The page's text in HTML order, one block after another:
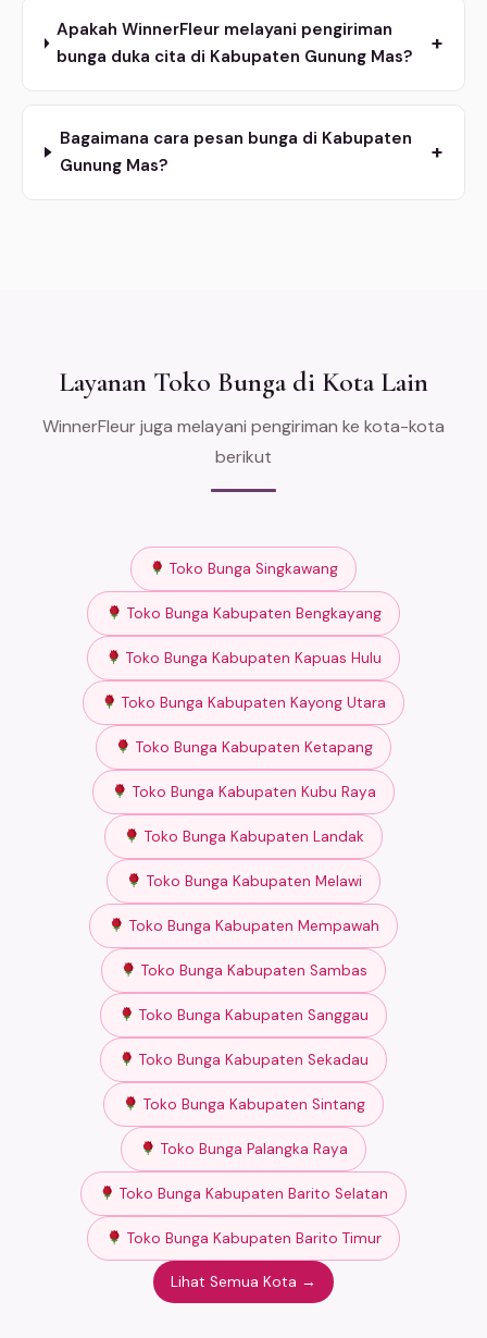
Apakah WinnerFleur melayani pengiriman
bunga duka cita di Kabupaten Gunung Mas?
+
Bagaimana cara pesan bunga di Kabupaten
Gunung Mas?
+
Layanan Toko Bunga di Kota Lain
WinnerFleur juga melayani pengiriman ke kota-kota
berikut
Toko Bunga Singkawang
Toko Bunga Kabupaten Bengkayang
Toko Bunga Kabupaten Kapuas Hulu
Toko Bunga Kabupaten Kayong Utara
Toko Bunga Kabupaten Ketapang
Toko Bunga Kabupaten Kubu Raya
Toko Bunga Kabupaten Landak
Toko Bunga Kabupaten Melawi
Toko Bunga Kabupaten Mempawah
Toko Bunga Kabupaten Sambas
Toko Bunga Kabupaten Sanggau
Toko Bunga Kabupaten Sekadau
Toko Bunga Kabupaten Sintang
Toko Bunga Palangka Raya
Toko Bunga Kabupaten Barito Selatan
Toko Bunga Kabupaten Barito Timur
Lihat Semua Kota →